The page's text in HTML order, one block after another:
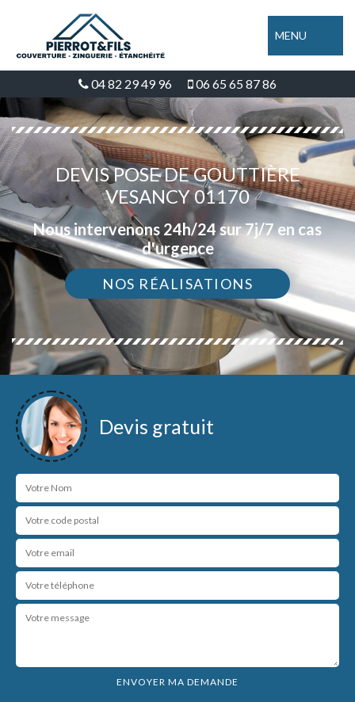
MENU
04 82 29 49 96 06 65 65 87 86
DEVIS POSE DE GOUTTIÈRE
VESANCY 01170
Nous intervenons 24h/24 sur 7j/7 en cas
d'urgence
NOS RÉALISATIONS
Devis gratuit